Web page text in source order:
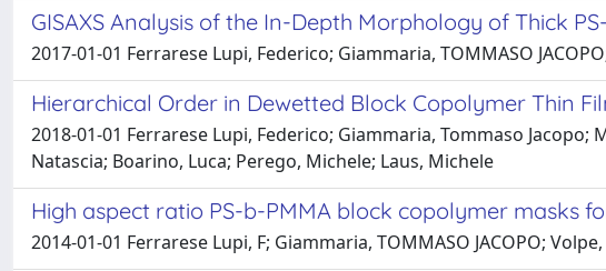
GISAXS Analysis of the In-Depth Morphology of Thick
2017-01-01 Ferrarese Lupi, Federico; Giammaria, TOMMASO
Hierarchical Order in Dewetted Block Copolymer Thin
2018-01-01 Ferrarese Lupi, Federico; Giammaria, Tommaso
Natascia; Boarino, Luca; Perego, Michele; Laus, Michele
High aspect ratio PS-b-PMMA block copolymer masks
2014-01-01 Ferrarese Lupi, F; Giammaria, TOMMASO JACOPO;